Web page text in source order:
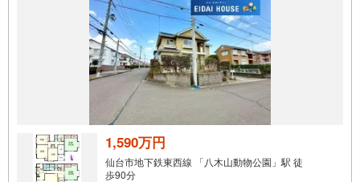
1,590万円
仙台市地下鉄東西線 「八木山動物公園」駅 徒
歩90分